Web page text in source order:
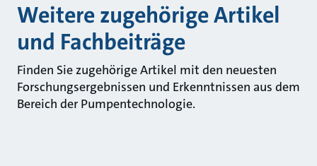
Weitere zugehörige Artikel
und Fachbeiträge
Finden Sie zugehörige Artikel mit den neuesten
Forschungsergebnissen und Erkenntnissen aus dem
Bereich der Pumpentechnologie.